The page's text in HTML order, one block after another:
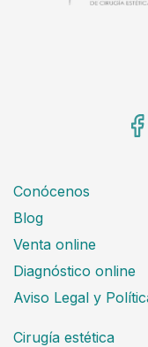
Conócenos
Blog
Venta online
Diagnóstico online
Aviso Legal y
Cirugía estética